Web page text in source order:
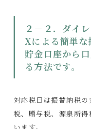
２－２．ダイ
Xによる簡単な
貯金口座から
る方法です。
対応税目は振替納税
税、贈与税、源泉所
います。